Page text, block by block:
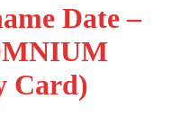
Date –
Card)